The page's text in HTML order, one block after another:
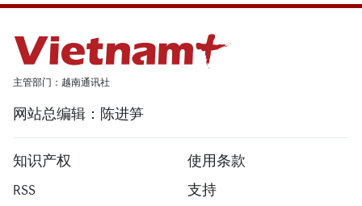
主管部门：越南通讯社
网站总编辑：陈进笋
知识产权
使用条款
RSS
支持